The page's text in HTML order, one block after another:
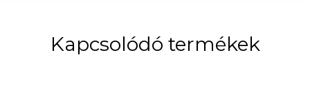
Kapcsolódó termékek